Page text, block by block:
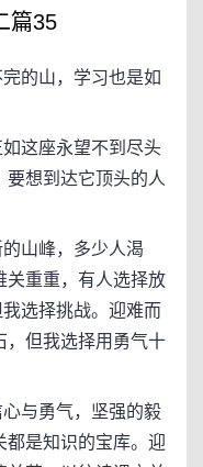
篇35
的山，学习也是如
这座永望不到尽头
要想到达它顶头的人
山峰，多少人渴
关重重，有人选择放
选择挑战。迎难而
，但我选择用勇气十
与勇气，坚强的毅
都是知识的宝库。迎